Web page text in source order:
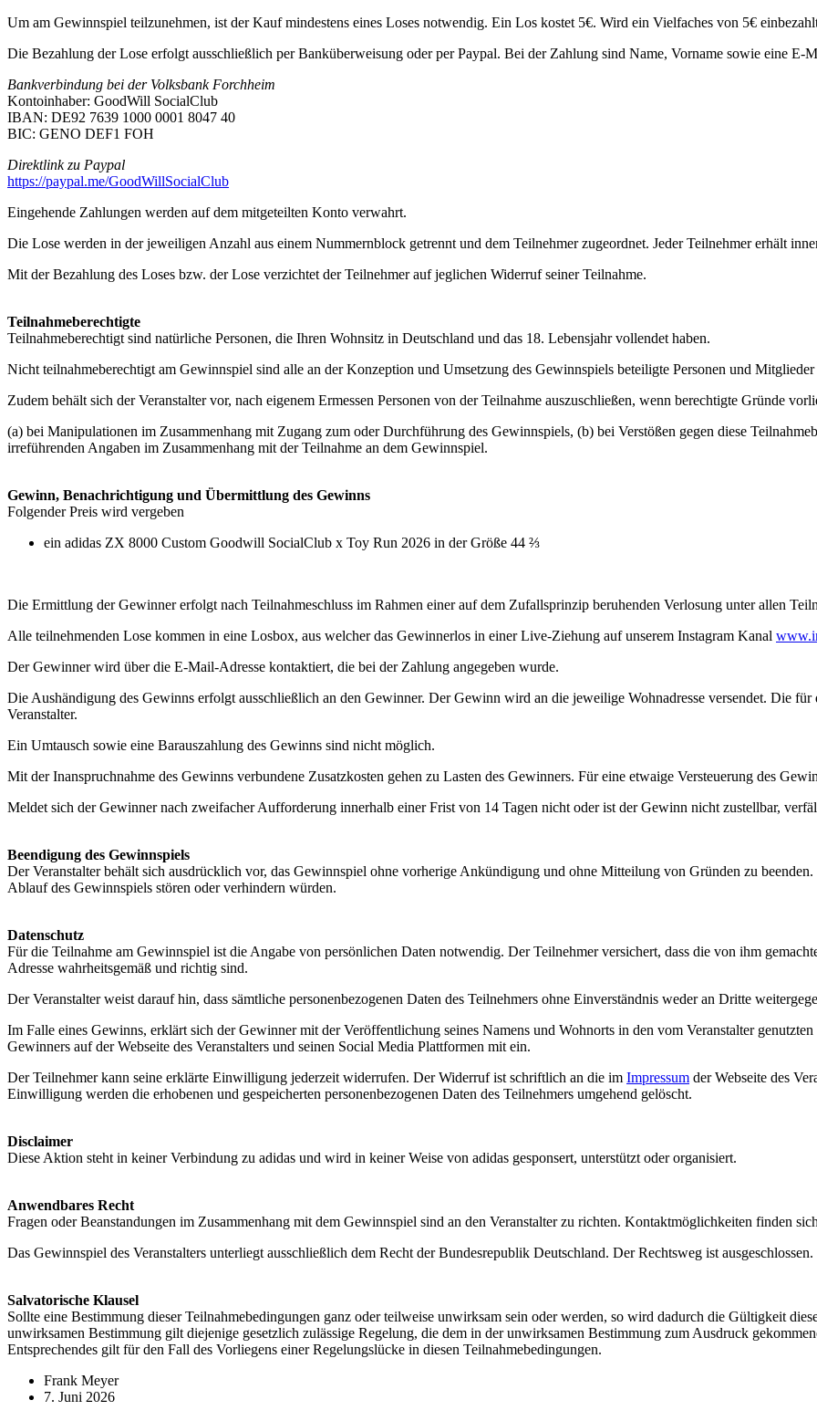
Um am Gewinnspiel teilzunehmen, ist der Kauf mindestens eines Loses notwendig. Ein Los kostet 5€. Wird ein Vielfaches von 5€
Die Bezahlung der Lose erfolgt ausschließlich per Banküberweisung oder per Paypal. Bei der Zahlung sind Name, Vorname sowie eine E-
Bankverbindung bei der Volksbank Forchheim
Kontoinhaber: GoodWill SocialClub
IBAN: DE92 7639 1000 0001 8047 40
BIC: GENO DEF1 FOH
Direktlink zu Paypal
https://paypal.me/GoodWillSocialClub
Eingehende Zahlungen werden auf dem mitgeteilten Konto verwahrt.
Die Lose werden in der jeweiligen Anzahl aus einem Nummernblock getrennt und dem Teilnehmer zugeordnet. Jeder Teilnehmer erhält
Mit der Bezahlung des Loses bzw. der Lose verzichtet der Teilnehmer auf jeglichen Widerruf seiner Teilnahme.
Teilnahmeberechtigte
Teilnahmeberechtigt sind natürliche Personen, die Ihren Wohnsitz in Deutschland und das 18. Lebensjahr vollendet haben.
Nicht teilnahmeberechtigt am Gewinnspiel sind alle an der Konzeption und Umsetzung des Gewinnspiels beteiligte Personen und
Zudem behält sich der Veranstalter vor, nach eigenem Ermessen Personen von der Teilnahme auszuschließen, wenn berechtigte Gründe
(a) bei Manipulationen im Zusammenhang mit Zugang zum oder Durchführung des Gewinnspiels, (b) bei Verstößen gegen diese
irreführenden Angaben im Zusammenhang mit der Teilnahme an dem Gewinnspiel.
Gewinn, Benachrichtigung und Übermittlung des Gewinns
Folgender Preis wird vergeben
ein adidas ZX 8000 Custom Goodwill SocialClub x Toy Run 2026 in der Größe 44 ⅔
Die Ermittlung der Gewinner erfolgt nach Teilnahmeschluss im Rahmen einer auf dem Zufallsprinzip beruhenden Verlosung unter allen
Alle teilnehmenden Lose kommen in eine Losbox, aus welcher das Gewinnerlos in einer Live-Ziehung auf unserem Instagram Kanal
Der Gewinner wird über die E-Mail-Adresse kontaktiert, die bei der Zahlung angegeben wurde.
Die Aushändigung des Gewinns erfolgt ausschließlich an den Gewinner. Der Gewinn wird an die jeweilige Wohnadresse versendet. Die
Veranstalter.
Ein Umtausch sowie eine Barauszahlung des Gewinns sind nicht möglich.
Mit der Inanspruchnahme des Gewinns verbundene Zusatzkosten gehen zu Lasten des Gewinners. Für eine etwaige Versteuerung des
Meldet sich der Gewinner nach zweifacher Aufforderung innerhalb einer Frist von 14 Tagen nicht oder ist der Gewinn nicht zustellbar,
Beendigung des Gewinnspiels
Der Veranstalter behält sich ausdrücklich vor, das Gewinnspiel ohne vorherige Ankündigung und ohne Mitteilung von Gründen zu
Ablauf des Gewinnspiels stören oder verhindern würden.
Datenschutz
Für die Teilnahme am Gewinnspiel ist die Angabe von persönlichen Daten notwendig. Der Teilnehmer versichert, dass die von ihm
Adresse wahrheitsgemäß und richtig sind.
Der Veranstalter weist darauf hin, dass sämtliche personenbezogenen Daten des Teilnehmers ohne Einverständnis weder an Dritte
Im Falle eines Gewinns, erklärt sich der Gewinner mit der Veröffentlichung seines Namens und Wohnorts in den vom Veranstalter
Gewinners auf der Webseite des Veranstalters und seinen Social Media Plattformen mit ein.
Der Teilnehmer kann seine erklärte Einwilligung jederzeit widerrufen. Der Widerruf ist schriftlich an die im Impressum der Webseite des
Einwilligung werden die erhobenen und gespeicherten personenbezogenen Daten des Teilnehmers umgehend gelöscht.
Disclaimer
Diese Aktion steht in keiner Verbindung zu adidas und wird in keiner Weise von adidas gesponsert, unterstützt oder organisiert.
Anwendbares Recht
Fragen oder Beanstandungen im Zusammenhang mit dem Gewinnspiel sind an den Veranstalter zu richten. Kontaktmöglichkeiten finden
Das Gewinnspiel des Veranstalters unterliegt ausschließlich dem Recht der Bundesrepublik Deutschland. Der Rechtsweg ist ausgeschlossen.
Salvatorische Klausel
Sollte eine Bestimmung dieser Teilnahmebedingungen ganz oder teilweise unwirksam sein oder werden, so wird dadurch die Gültigkeit
unwirksamen Bestimmung gilt diejenige gesetzlich zulässige Regelung, die dem in der unwirksamen Bestimmung zum Ausdruck
Entsprechendes gilt für den Fall des Vorliegens einer Regelungslücke in diesen Teilnahmebedingungen.
Frank Meyer
7. Juni 2026